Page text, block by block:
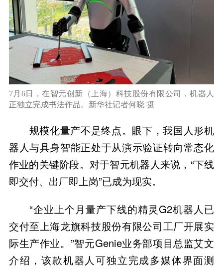
7月6日，在智元创新（上海）科技股份有限公司，机器人
正独立完成书法作品。新华社记者何晓 摄
规模化量产不是终点。眼下，我国人形机
器人与具身智能正处于从演示验证转向常态化
作业的关键阶段。对于智元机器人来说，“下线
即交付、出厂即上岗”已成为现实。
“企业上个月量产下线的精灵G2机器人已
交付至上海龙旗科技股份有限公司工厂开展实
际生产作业。”智元Genie业务部项目总监艾文
介绍，该款机器人可独立完成多媒体界面测